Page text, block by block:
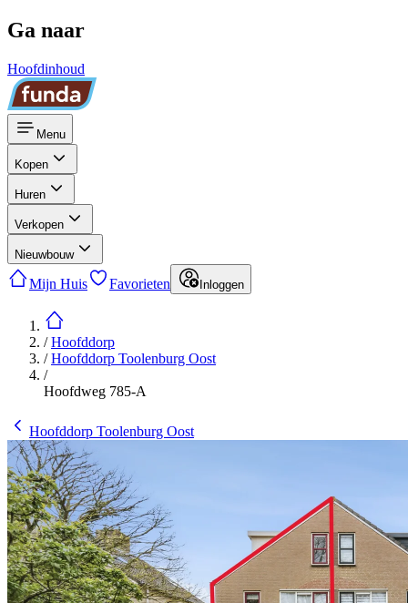
Ga naar
Hoofdinhoud
Menu
Kopen
Huren
Verkopen
Nieuwbouw
Mijn Huis Favorieten Inloggen
/Hoofddorp
/Hoofddorp Toolenburg Oost
/
Hoofdweg 785-A
Hoofddorp Toolenburg Oost